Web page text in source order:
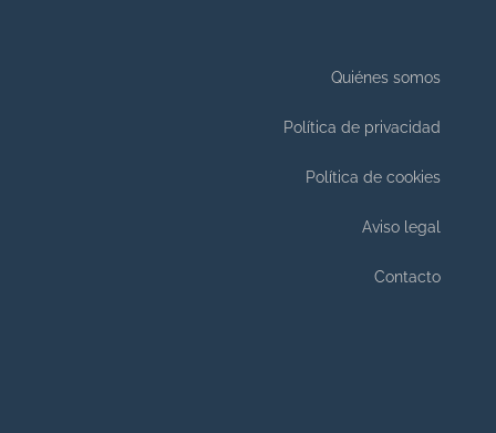
Quiénes somos
Política de privacidad
Política de cookies
Aviso legal
Contacto